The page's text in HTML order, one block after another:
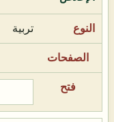
تربية